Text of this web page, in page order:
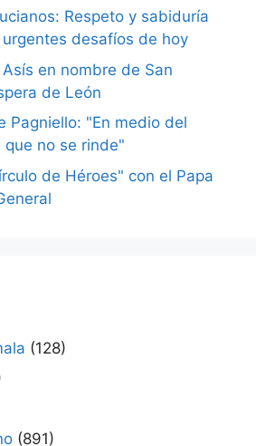
Respeto y sabiduría
desafíos de hoy
en nombre de San
de León
Pagniello: "En medio del
que no se rinde"
de Héroes" con el Papa
(128)
(891)